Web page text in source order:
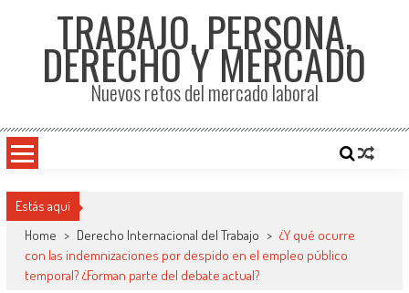
TRABAJO, PERSONA,
DERECHO Y MERCADO
Nuevos retos del mercado laboral
Estás aquí
Home > Derecho Internacional del Trabajo > ¿Y qué ocurre
con las indemnizaciones por despido en el empleo público
temporal? ¿Forman parte del debate actual?